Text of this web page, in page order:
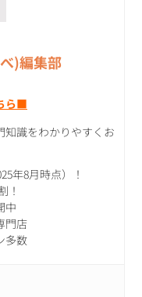
)編集部
ら■
知識をわかりやすくお
年8月時点）！
！
中
門店
多数